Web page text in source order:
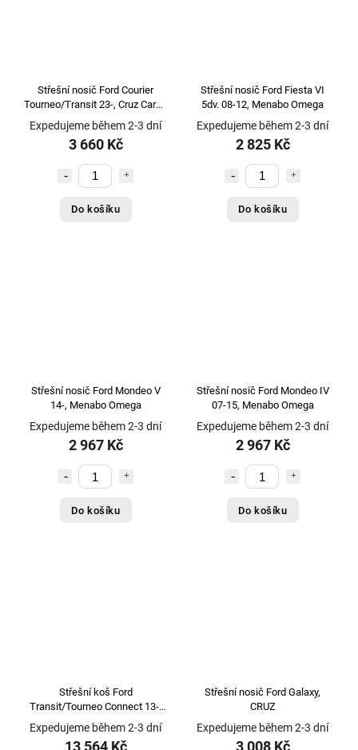
Střešní nosič Ford Courier
Tourneo/Transit 23-, Cruz Cargo
Xpro
Expedujeme během 2-3 dní
3 660 Kč
Do košíku
Střešní nosič Ford Fiesta VI
5dv. 08-12, Menabo Omega
Expedujeme během 2-3 dní
2 825 Kč
Do košíku
Střešní nosič Ford Mondeo V
14-, Menabo Omega
Expedujeme během 2-3 dní
2 967 Kč
Do košíku
Střešní nosič Ford Mondeo IV
07-15, Menabo Omega
Expedujeme během 2-3 dní
2 967 Kč
Do košíku
Střešní koš Ford
Transit/Tourneo Connect 13-,
CRUZ EVO
Expedujeme během 2-3 dní
13 564 Kč
Střešní nosič Ford Galaxy,
CRUZ
Expedujeme během 2-3 dní
3 008 Kč